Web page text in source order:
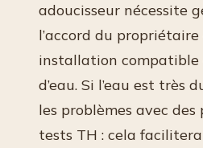
adoucisseur nécessite
l’accord du
installation compatible
d’eau. Si l’eau est très
les problèmes avec des
tests TH : cela